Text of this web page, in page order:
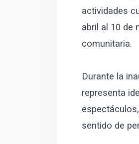
actividades
abril al 10 de
comunitaria.
Durante la
representa
sentido de